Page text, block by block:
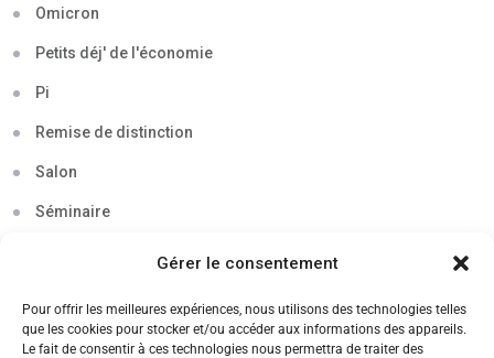
Gérer le consentement
Pour offrir les meilleures expériences, nous utilisons des technologies telles
que les cookies pour stocker et/ou accéder aux informations des appareils.
Le fait de consentir à ces technologies nous permettra de traiter des
Omicron
Petits déj' de l'économie
Pi
Remise de distinction
Salon
Séminaire
Sortie découverte